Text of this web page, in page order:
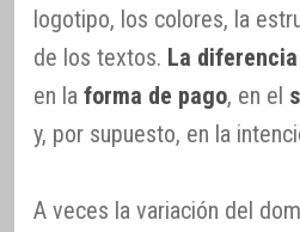
logotipo, los colores, la
de los textos. La
en la forma de pago, en el
y, por supuesto, en la
A veces la variación del